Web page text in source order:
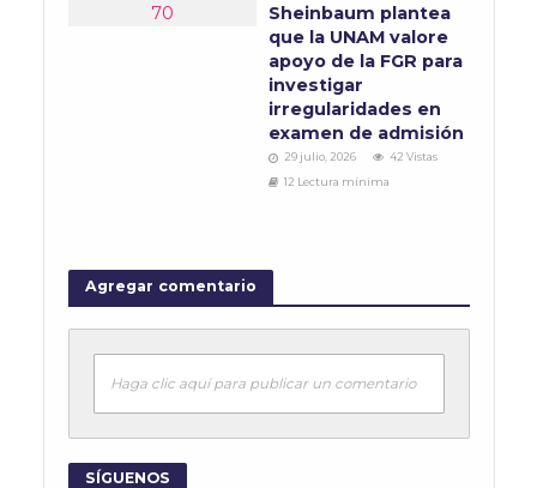
Sheinbaum plantea
que la UNAM valore
apoyo de la FGR para
investigar
irregularidades en
examen de admisión
29 julio, 2026
42 Vistas
12 Lectura mínima
Agregar comentario
Haga clic aquí para publicar un comentario
SÍGUENOS